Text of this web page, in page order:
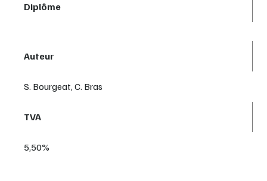
Diplôme
Auteur
S. Bourgeat, C. Bras
TVA
5,50%